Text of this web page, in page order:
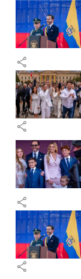
share
share
share
share